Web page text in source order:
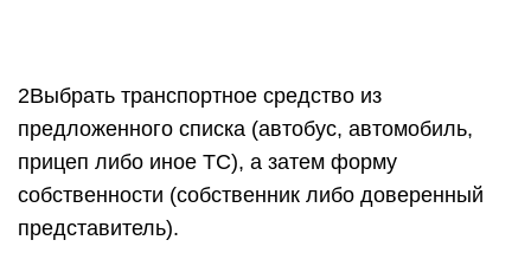
2Выбрать транспортное средство из
предложенного списка (автобус, автомобиль,
прицеп либо иное ТС), а затем форму
собственности (собственник либо доверенный
представитель).